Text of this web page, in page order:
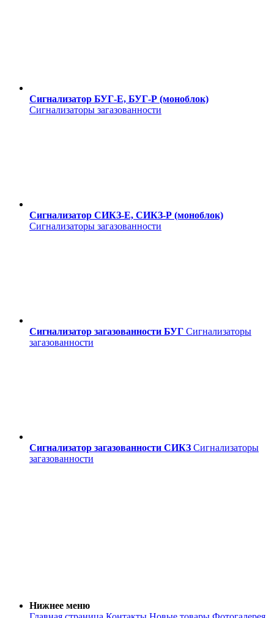
Сигнализатор БУГ-Е, БУГ-Р (моноблок)
Сигнализаторы загазованности
Сигнализатор СИКЗ-Е, СИКЗ-Р (моноблок)
Сигнализаторы загазованности
Сигнализатор загазованности БУГ Сигнализаторы
загазованности
Сигнализатор загазованности СИКЗ Сигнализаторы
загазованности
Нижнее меню